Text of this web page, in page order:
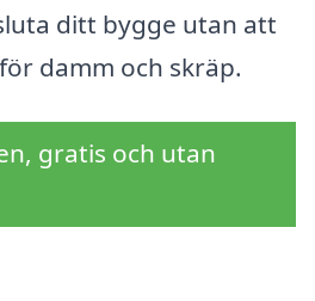
ditt bygge utan att
damm och skräp.
gratis och utan